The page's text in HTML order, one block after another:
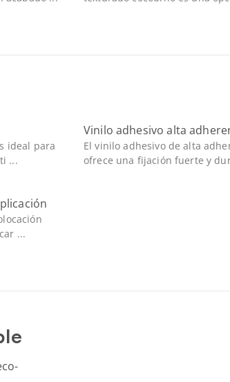
ideal para
...
Vinilo adhesivo alta
El vinilo adhesivo de alta
ofrece una fijación fuerte y
...